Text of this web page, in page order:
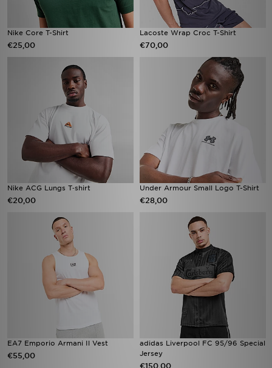
Nike Core T-Shirt
€25,00
Lacoste Wrap Croc T-Shirt
€70,00
Nike ACG Lungs T‑shirt
€20,00
Under Armour Small Logo T-Shirt
€28,00
EA7 Emporio Armani Il Vest
€55,00
adidas Liverpool FC 95/96 Special
Jersey
€150,00